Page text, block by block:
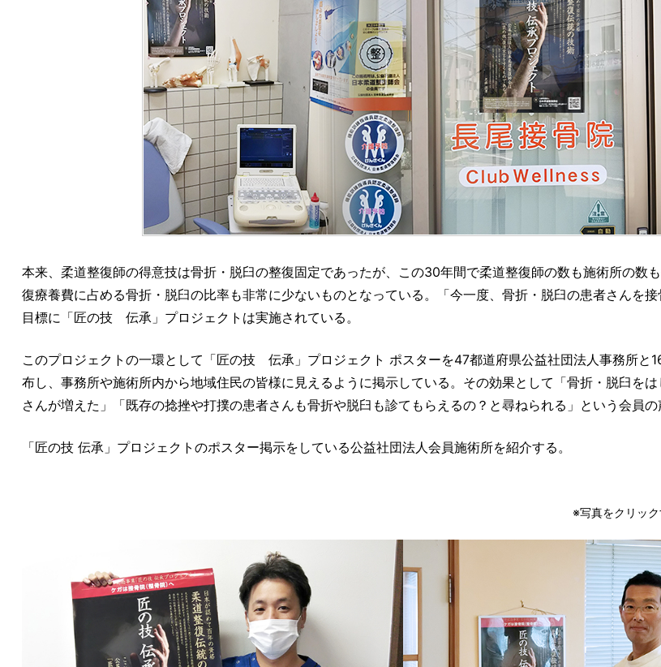
本来、柔道整復師の得意技は骨折・脱臼の整復固定であったが、この30年間で柔道整復師の数も施術所の数
復療養費に占める骨折・脱臼の比率も非常に少ないものとなっている。「今一度、骨折・脱臼の患者さんを
目標に「匠の技 伝承」プロジェクトは実施されている。
このプロジェクトの一環として「匠の技 伝承」プロジェクト ポスターを47都道府県公益社団法人事務所と
布し、事務所や施術所内から地域住民の皆様に見えるように掲示している。その効果として「骨折・脱臼を
さんが増えた」「既存の捻挫や打撲の患者さんも骨折や脱臼も診てもらえるの？と尋ねられる」という会員の
「匠の技 伝承」プロジェクトのポスター掲示をしている公益社団法人会員施術所を紹介する。
※写真をクリッ